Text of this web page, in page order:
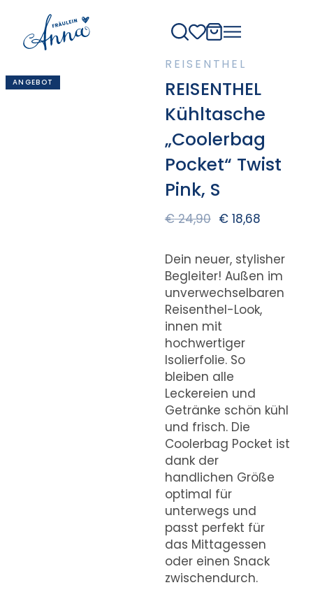
ANGEBOT
REISENTHEL
REISENTHEL
Kühltasche
„Coolerbag
Pocket“ Twist
Pink, S
€24,90 €18,68
Dein neuer, stylisher
Begleiter! Außen im
unverwechselbaren
Reisenthel-Look,
innen mit
hochwertiger
Isolierfolie. So
bleiben alle
Leckereien und
Getränke schön kühl
und frisch. Die
Coolerbag Pocket ist
dank der
handlichen Größe
optimal für
unterwegs und
passt perfekt für
das Mittagessen
oder einen Snack
zwischendurch.